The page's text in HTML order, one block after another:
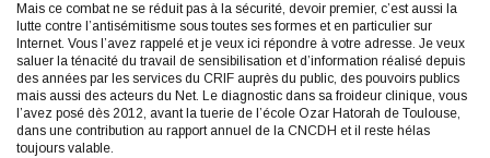
Mais ce combat ne se réduit pas à la sécurité, devoir premier, c’est aussi la
lutte contre l’antisémitisme sous toutes ses formes et en particulier sur
Internet. Vous l’avez rappelé et je veux ici répondre à votre adresse. Je veux
saluer la ténacité du travail de sensibilisation et d’information réalisé depuis
des années par les services du CRIF auprès du public, des pouvoirs publics
mais aussi des acteurs du Net. Le diagnostic dans sa froideur clinique, vous
l’avez posé dès 2012, avant la tuerie de l’école Ozar Hatorah de Toulouse,
dans une contribution au rapport annuel de la CNCDH et il reste hélas
toujours valable.